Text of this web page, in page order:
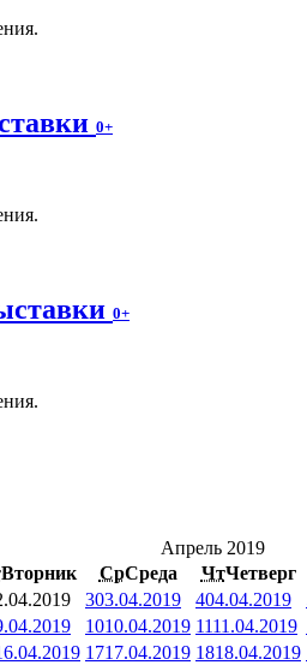
0+
0+
Апрель 2019
Вторник СрСреда ЧтЧетверг
303.04.2019 404.04.2019
1010.04.2019 1111.04.2019
1717.04.2019 1818.04.2019